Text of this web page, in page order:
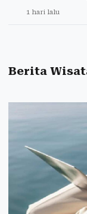
1 hari lalu
Berita